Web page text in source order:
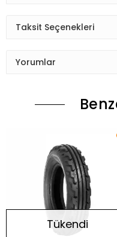
Taksit Seçenekleri
Yorumlar
Tükendi